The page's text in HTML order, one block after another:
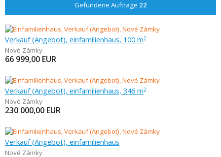
Gefundene Aufträge 22
Verkauf (Angebot), einfamilienhaus, 100 m2
Nové Zámky
66 999,00 EUR
Verkauf (Angebot), einfamilienhaus, 346 m2
Nové Zámky
230 000,00 EUR
Verkauf (Angebot), einfamilienhaus
Nové Zámky